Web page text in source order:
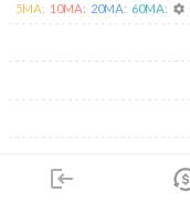
login
市場
5MA: 10MA: 20MA: 60MA: settings